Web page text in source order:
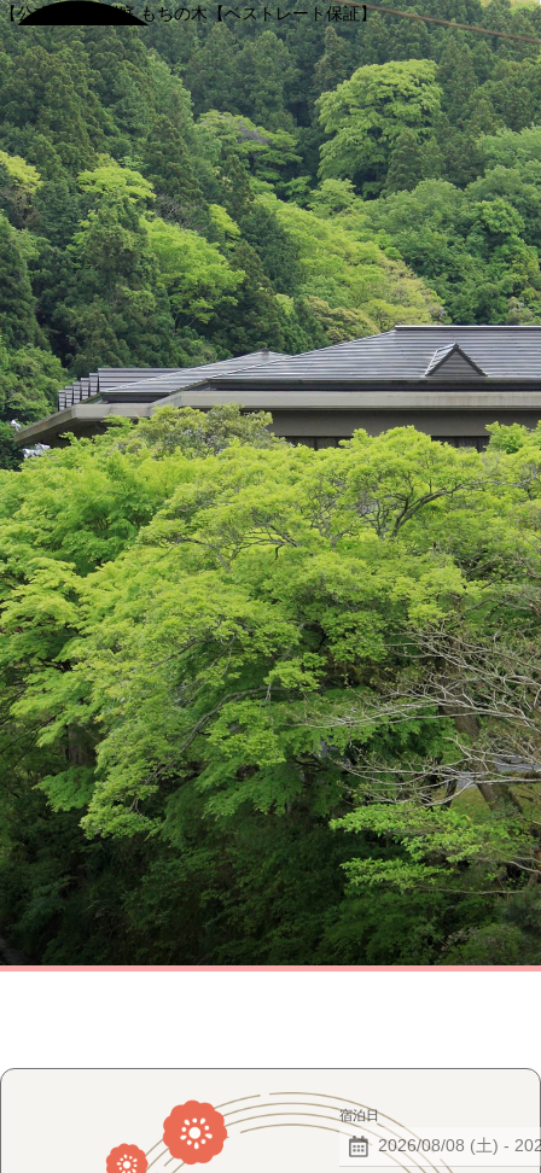
【公式】渓谷別庭 もちの木【ベストレート保証】
宿泊日